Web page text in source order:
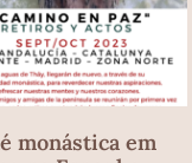
monástica em